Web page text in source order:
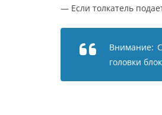
— Если толкатель
Внимание:
головки